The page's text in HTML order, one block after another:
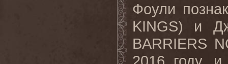
Фоули
KINGS) и
BARRIERS